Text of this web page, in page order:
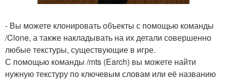
- Вы можете клонировать объекты с помощью команды
/Clone, а также накладывать на их детали совершенно
любые текстуры, существующие в игре.
С помощью команды /mts (Earch) вы можете найти
нужную текстуру по ключевым словам или её названию